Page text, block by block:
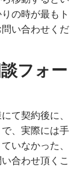
の時が最もト
い合わせくだ
フォー
て契約後に、
、実際には手
いなかった、
合わせ頂くこ